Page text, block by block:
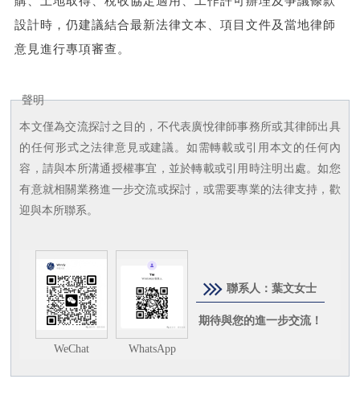
設計時，仍建議結合最新法律文本、項目文件及當地律師
意見進行專項審查。
聲明
本文僅為交流探討之目的，不代表廣悅律師事務所或其律師出具
的任何形式之法律意見或建議。如需轉載或引用本文的任何內
容，請與本所溝通授權事宜，並於轉載或引用時注明出處。如您
有意就相關業務進一步交流或探討，或需要專業的法律支持，歡
迎與本所聯系。
WeChat WhatsApp
聯系人：葉文女士
期待與您的進一步交流！